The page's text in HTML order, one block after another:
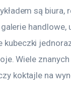
są
Wiele
koktajle na